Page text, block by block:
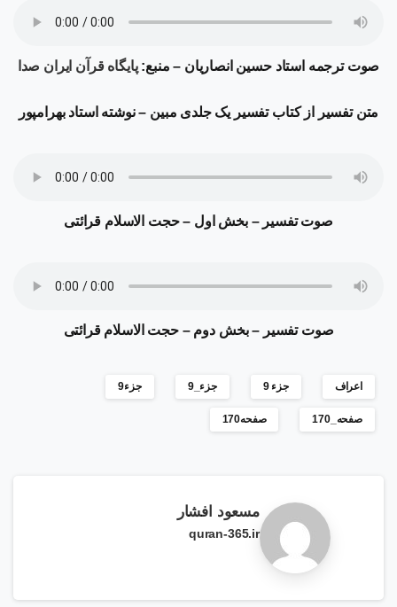
صوت ترجمه استاد حسین انصاریان – منبع:پایگاه قرآن ایران صدا
متن تفسیر از کتاب تفسیر یک جلدی مبین – نوشته استاد بهرامپور
صوت تفسیر – بخش اول – حجت الاسلام قرائتی
صوت تفسیر – بخش دوم – حجت الاسلام قرائتی
اعراف جزء 9 جزء_9 جزء9
صفحه_170 صفحه170
مسعود افشار
quran-365.ir